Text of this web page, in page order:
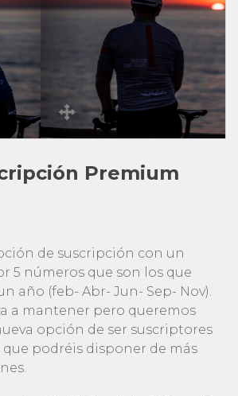
Premium
de suscripción con un
5 números que son los que
año (feb- Abr- Jun- Sep- Nov).
a mantener pero queremos
opción de ser suscriptores
podréis disponer de más